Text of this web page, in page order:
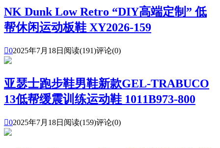
NK Dunk Low Retro “DIY高端定制” 低
帮休闲运动板鞋 XY2026-159
02025年7月18日 阅读(191)评论(0)
亚瑟士跑步鞋男鞋新款GEL-TRABUCO
13低帮缓震训练运动鞋 1011B973-800
02025年7月18日 阅读(159)评论(0)